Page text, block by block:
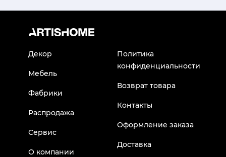
Декор
Мебель
Фабрики
Распродажа
Сервис
О компании
Политика
конфиденциальности
Возврат товара
Контакты
Оформление заказа
Доставка